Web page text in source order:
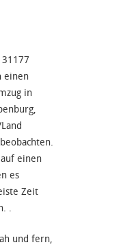
einen
in
einen
es
Zeit
.
und fern,